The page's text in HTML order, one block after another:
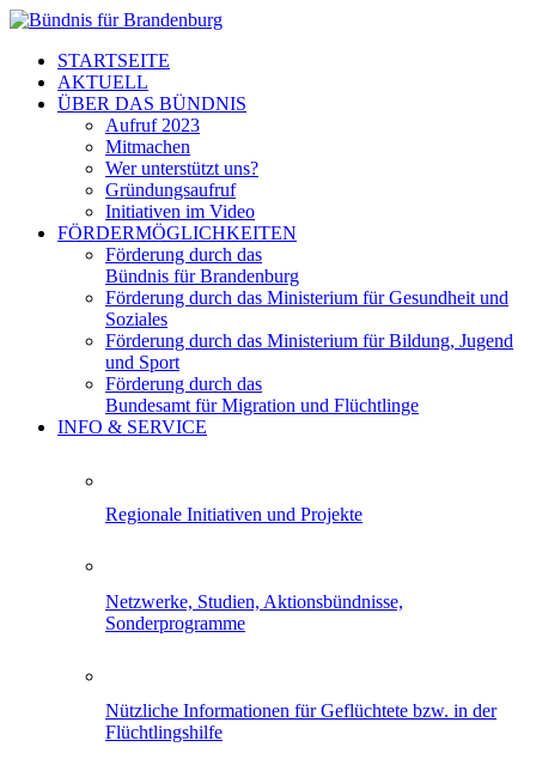
STARTSEITE
AKTUELL
ÜBER DAS BÜNDNIS
Aufruf 2023
Mitmachen
Wer unterstützt uns?
Gründungsaufruf
Initiativen im Video
FÖRDERMÖGLICHKEITEN
Förderung durch das
Bündnis für Brandenburg
Förderung durch das Ministerium für Gesundheit und
Soziales
Förderung durch das Ministerium für Bildung, Jugend
und Sport
Förderung durch das
Bundesamt für Migration und Flüchtlinge
INFO & SERVICE
Regionale Initiativen und Projekte
Netzwerke, Studien, Aktionsbündnisse,
Sonderprogramme
Nützliche Informationen für Geflüchtete bzw. in der
Flüchtlingshilfe